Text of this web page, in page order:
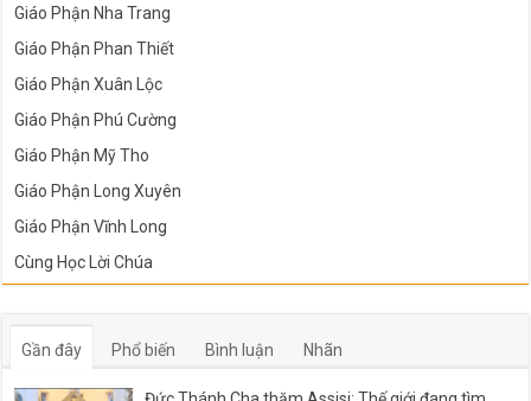
Giáo Phận Nha Trang
Giáo Phận Phan Thiết
Giáo Phận Xuân Lộc
Giáo Phận Phú Cường
Giáo Phận Mỹ Tho
Giáo Phận Long Xuyên
Giáo Phận Vĩnh Long
Cùng Học Lời Chúa
Gần đây Phổ biến Bình luận Nhãn